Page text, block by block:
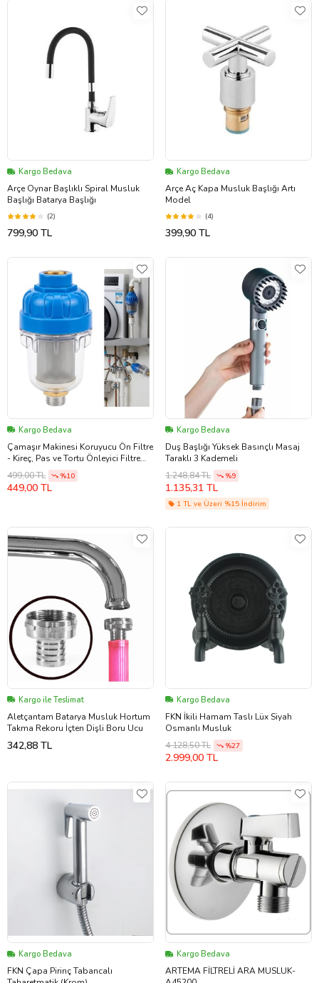
Kargo Bedava
Arçe Oynar Başlıklı Spiral Musluk
Başlığı Batarya Başlığı
(2)
799,90 TL
Kargo Bedava
Arçe Aç Kapa Musluk Başlığı Artı
Model
(4)
399,90 TL
Kargo Bedava
Çamaşır Makinesi Koruyucu Ön Filtre
- Kireç, Pas ve Tortu Önleyici Filtre
(Mavi)
499,00 TL %10
449,00 TL
Kargo Bedava
Duş Başlığı Yüksek Basınçlı Masaj
Taraklı 3 Kademeli
1.248,84 TL
%9
1.135,31 TL
1 TL ve Üzeri %15 İndirim
Kargo ile Teslimat
Aletçantam Batarya Musluk Hortum
Takma Rekoru İçten Dişli Boru Ucu
342,88 TL
Kargo Bedava
FKN İkili Hamam Taslı Lüx Siyah
Osmanlı Musluk
4.128,50 TL
%27
2.999,00 TL
Kargo Bedava
FKN Çapa Pirinç Tabancalı
Kargo Bedava
ARTEMA FİLTRELİ ARA MUSLUK-